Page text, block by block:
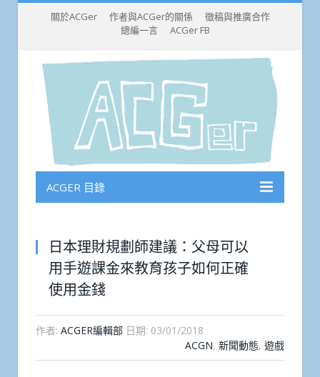
關於ACGer 作者與ACGer的關係
徵稿與推廣合作
總編一言
ACGer FB
ACGER 目錄
日本理財規劃師建議：父母可以
用手遊課金來教育孩子如何正確
使用金錢
作者: ACGER編輯部 日期: 03/01/2018
ACGN, 新聞動態, 遊戲